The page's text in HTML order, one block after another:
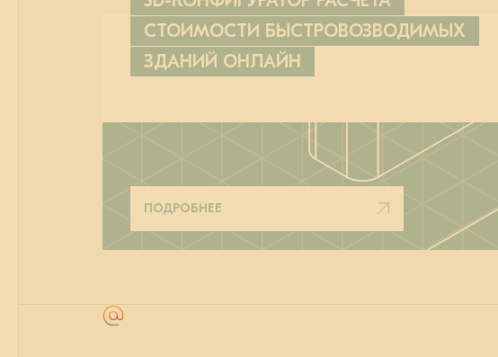
СТОИМОСТИ БЫСТРОВОЗВОДИМЫХ
ЗДАНИЙ ОНЛАЙН
ПОДРОБНЕЕ